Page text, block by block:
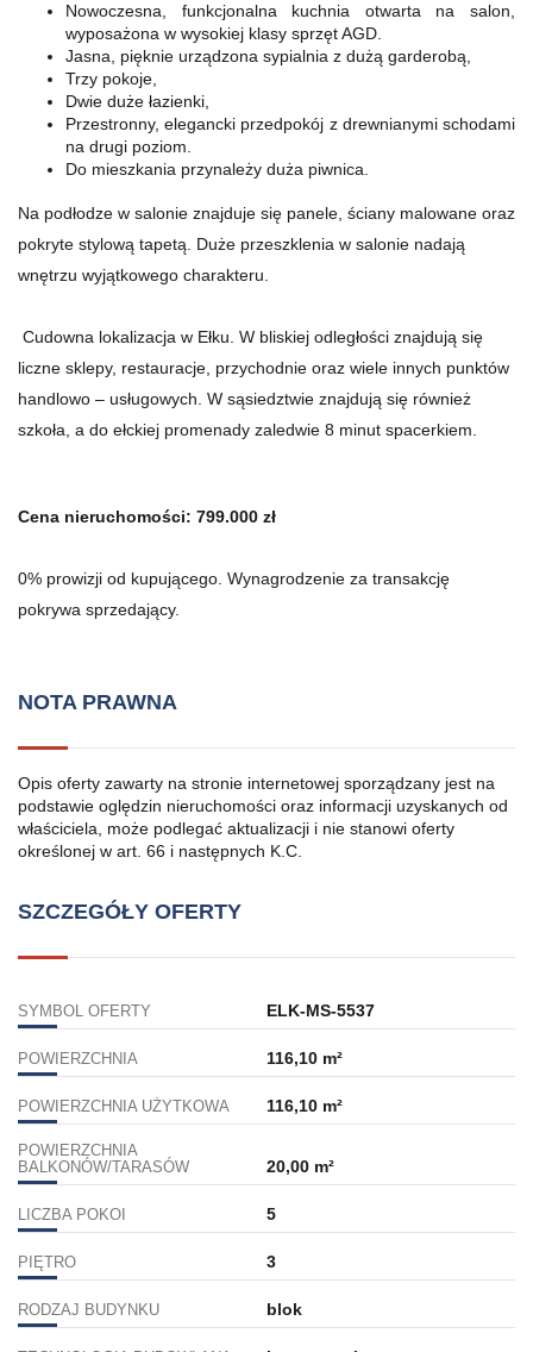
Nowoczesna, funkcjonalna kuchnia otwarta na salon,
wyposażona w wysokiej klasy sprzęt AGD.
Jasna, pięknie urządzona sypialnia z dużą garderobą,
Trzy pokoje,
Dwie duże łazienki,
Przestronny, elegancki przedpokój z drewnianymi schodami
na drugi poziom.
Do mieszkania przynależy duża piwnica.
Na podłodze w salonie znajduje się panele, ściany malowane oraz
pokryte stylową tapetą. Duże przeszklenia w salonie nadają
wnętrzu wyjątkowego charakteru.
Cudowna lokalizacja w Ełku. W bliskiej odległości znajdują się
liczne sklepy, restauracje, przychodnie oraz wiele innych punktów
handlowo – usługowych. W sąsiedztwie znajdują się również
szkoła, a do ełckiej promenady zaledwie 8 minut spacerkiem.
Cena nieruchomości: 799.000 zł
0% prowizji od kupującego. Wynagrodzenie za transakcję
pokrywa sprzedający.
NOTA PRAWNA
Opis oferty zawarty na stronie internetowej sporządzany jest na
podstawie oględzin nieruchomości oraz informacji uzyskanych od
właściciela, może podlegać aktualizacji i nie stanowi oferty
określonej w art. 66 i następnych K.C.
SZCZEGÓŁY OFERTY
SYMBOL OFERTY ELK-MS-5537
POWIERZCHNIA 116,10 m²
POWIERZCHNIA UŻYTKOWA 116,10 m²
POWIERZCHNIA
BALKONÓW/TARASÓW
20,00 m²
LICZBA POKOI 5
PIĘTRO 3
RODZAJ BUDYNKU blok